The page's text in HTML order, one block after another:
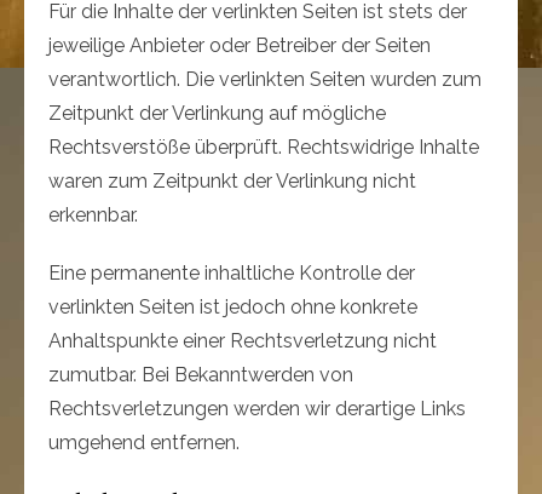
Für die Inhalte der verlinkten Seiten ist stets der
jeweilige Anbieter oder Betreiber der Seiten
verantwortlich. Die verlinkten Seiten wurden zum
Zeitpunkt der Verlinkung auf mögliche
Rechtsverstöße überprüft. Rechtswidrige Inhalte
waren zum Zeitpunkt der Verlinkung nicht
erkennbar.
Eine permanente inhaltliche Kontrolle der
verlinkten Seiten ist jedoch ohne konkrete
Anhaltspunkte einer Rechtsverletzung nicht
zumutbar. Bei Bekanntwerden von
Rechtsverletzungen werden wir derartige Links
umgehend entfernen.